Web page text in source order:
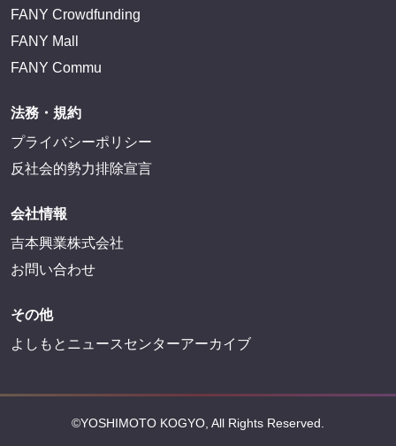
FANY Crowdfunding
FANY Mall
FANY Commu
法務・規約
プライバシーポリシー
反社会的勢力排除宣言
会社情報
吉本興業株式会社
お問い合わせ
その他
よしもとニュースセンターアーカイブ
©YOSHIMOTO KOGYO, All Rights Reserved.